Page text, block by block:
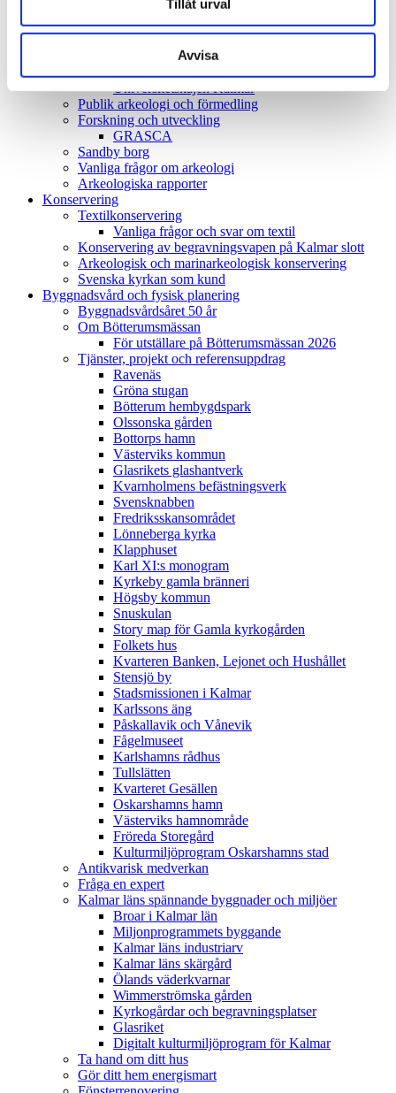
Tillåt urval
Avvisa
Öjaby gravfält
Tjänster och referensuppdrag
Båtsmanstorpet Mönsterås-Timmernabben
Skeppsvraket i kvarteret Eldaren,
Universitetskajen Kalmar
Publik arkeologi och förmedling
Forskning och utveckling
GRASCA
Sandby borg
Vanliga frågor om arkeologi
Arkeologiska rapporter
Konservering
Textilkonservering
Vanliga frågor och svar om textil
Konservering av begravningsvapen på Kalmar slott
Arkeologisk och marinarkeologisk konservering
Svenska kyrkan som kund
Byggnadsvård och fysisk planering
Byggnadsvårdsåret 50 år
Om Bötterumsmässan
För utställare på Bötterumsmässan 2026
Tjänster, projekt och referensuppdrag
Ravenäs
Gröna stugan
Bötterum hembygdspark
Olssonska gården
Bottorps hamn
Västerviks kommun
Glasrikets glashantverk
Kvarnholmens befästningsverk
Svensknabben
Fredriksskansområdet
Lönneberga kyrka
Klapphuset
Karl XI:s monogram
Kyrkeby gamla bränneri
Högsby kommun
Snuskulan
Story map för Gamla kyrkogården
Folkets hus
Kvarteren Banken, Lejonet och Hushållet
Stensjö by
Stadsmissionen i Kalmar
Karlssons äng
Påskallavik och Vånevik
Fågelmuseet
Karlshamns rådhus
Tullslätten
Kvarteret Gesällen
Oskarshamns hamn
Västerviks hamnområde
Fröreda Storegård
Kulturmiljöprogram Oskarshamns stad
Antikvarisk medverkan
Fråga en expert
Kalmar läns spännande byggnader och miljöer
Broar i Kalmar län
Miljonprogrammets byggande
Kalmar läns industriarv
Kalmar läns skärgård
Ölands väderkvarnar
Wimmerströmska gården
Kyrkogårdar och begravningsplatser
Glasriket
Digitalt kulturmiljöprogram för Kalmar
Ta hand om ditt hus
Gör ditt hem energismart